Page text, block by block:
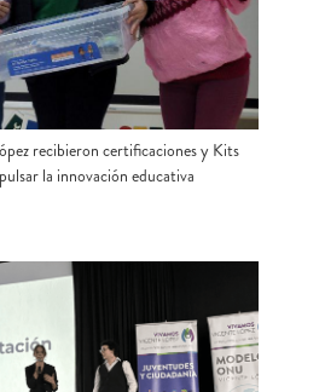
recibieron certificaciones y Kits
la innovación educativa